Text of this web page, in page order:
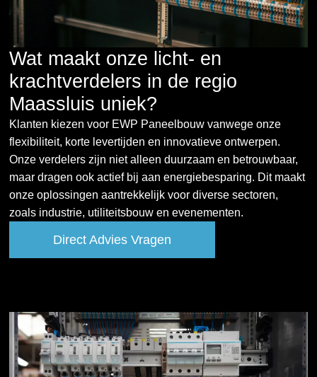
Wat maakt onze licht- en
krachtverdelers in de regio
Maassluis uniek?
Klanten kiezen voor EWP Paneelbouw vanwege onze
flexibiliteit, korte levertijden en innovatieve ontwerpen.
Onze verdelers zijn niet alleen duurzaam en betrouwbaar,
maar dragen ook actief bij aan energiebesparing. Dit maakt
onze oplossingen aantrekkelijk voor diverse sectoren,
zoals industrie, utiliteitsbouw en evenementen.
Direct Advies Vragen